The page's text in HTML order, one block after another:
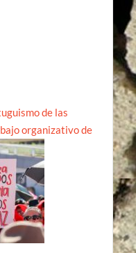
de las
organizativo de